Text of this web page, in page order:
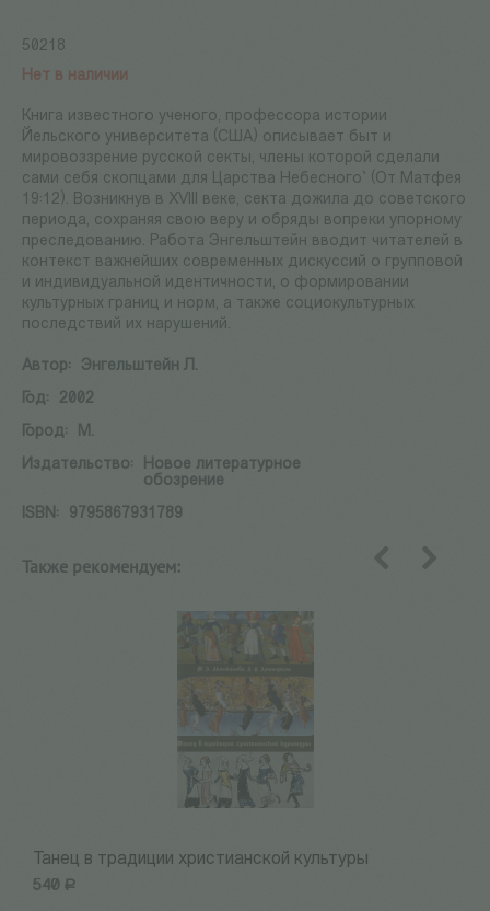
50218
Нет в наличии
Книга известного ученого, профессора истории
Йельского университета (США) описывает быт и
мировоззрение русской секты, члены которой сделали
сами себя скопцами для Царства Небесного` (От Матфея
19:12). Возникнув в XVIII веке, секта дожила до советского
периода, сохраняя свою веру и обряды вопреки упорному
преследованию. Работа Энгельштейн вводит читателей в
контекст важнейших современных дискуссий о групповой
и индивидуальной идентичности, о формировании
культурных границ и норм, а также социокультурных
последствий их нарушений.
Автор:
Энгельштейн Л.
Год:
2002
Город:
М.
Издательство:
Новое литературное
обозрение
ISBN:
9795867931789
Также рекомендуем:
Танец в традиции христианской культуры
540 Р